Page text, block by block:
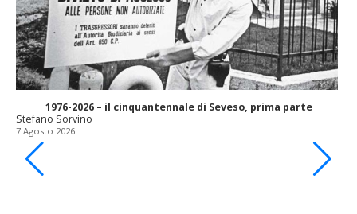
1976-2026 – il cinquantennale di Seveso, prima parte
Stefano Sorvino
7 Agosto 2026